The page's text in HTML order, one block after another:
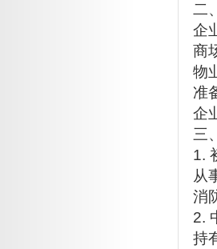
二
企
商
物
准
企
三
1.
从
消
2.
持